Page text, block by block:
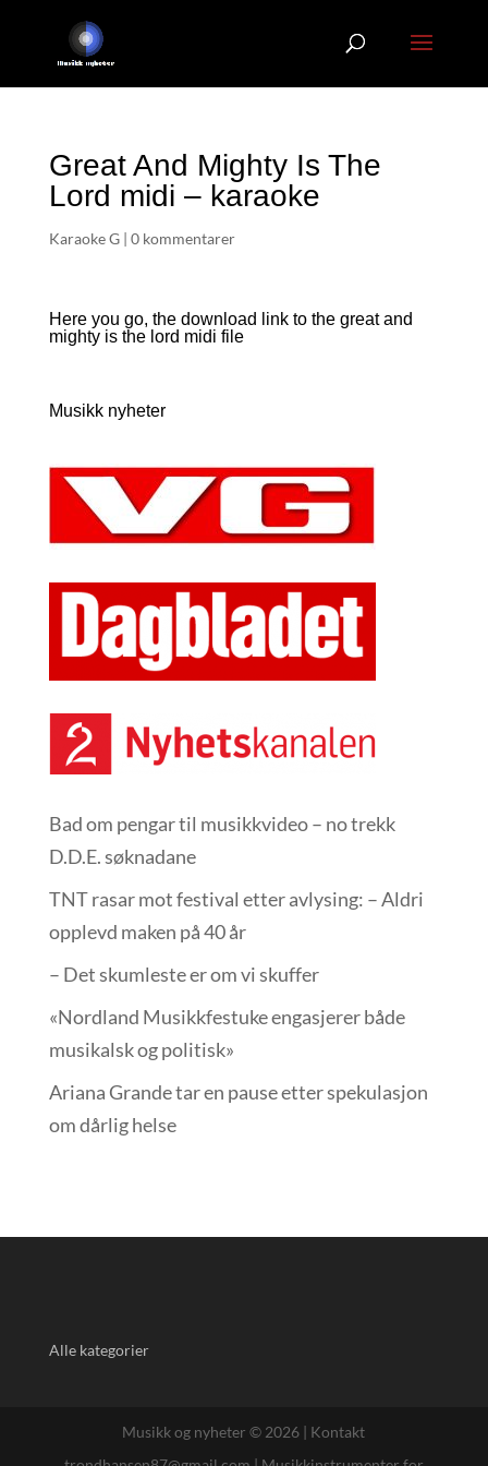
Great And Mighty Is The
Lord midi – karaoke
Karaoke G| 0 kommentarer
Here you go, the download link to the great and
mighty is the lord midi file
Musikk nyheter
Bad om pengar til musikkvideo – no trekk
D.D.E. søknadane
TNT rasar mot festival etter avlysing: – Aldri
opplevd maken på 40 år
– Det skumleste er om vi skuffer
«Nordland Musikkfest­uke engasjerer både
musikalsk og politisk»
Ariana Grande tar en pause etter spekulasjon
om dårlig helse
Alle kategorier
Musikk og nyheter © 2026 | Kontakt